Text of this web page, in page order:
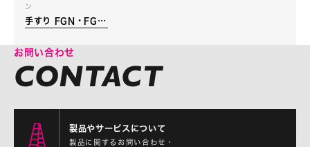
手すり FGN・FGC
ン
お問い合わせ
製品やサービスについて
製品に関するお問い合わせ・